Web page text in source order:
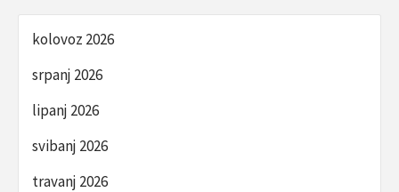
kolovoz 2026
srpanj 2026
lipanj 2026
svibanj 2026
travanj 2026